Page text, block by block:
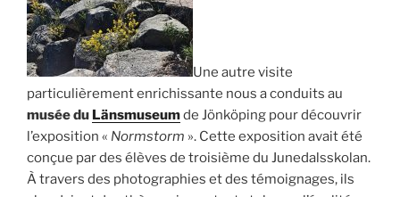
Une autre visite
particulièrement enrichissante nous a conduits au
muséedu Länsmuseumde Jönköping pour découvrir
l’exposition « Normstorm ». Cette exposition avait été
conçue par des élèves de troisième du Junedalsskolan.
À travers des photographies et des témoignages, ils